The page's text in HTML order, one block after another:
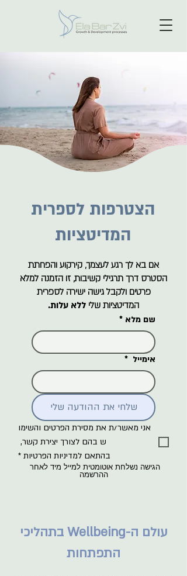
הצטרפות לספרית
המדיטציות
שם מלא *
אימייל *
שלחי את ההודעה שלי
אני מאשר/ת את מסירת הפרטים והשימו
ש בהם לצורך יצירת קשר,
בהתאם למדיניות הפרטיות *
ההרשמה
אם בא לך רגע לעצמך, קירקוע והפחתת
הסטרס דרך תרגילי קשיבות, זו הזמנה למלא
פרטים ולקבל גישה ישירה לספרית
המדיטציות שלי ללא עלות.
עולם ה-Wellbeing בתהליכי
התפתחות